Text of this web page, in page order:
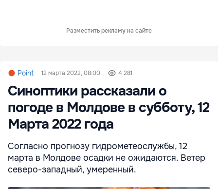
Разместить рекламу на сайте
Point 12 марта 2022, 08:00 4 281
Синоптики рассказали о
погоде в Молдове в субботу, 12
Марта 2022 года
Согласно прогнозу гидрометеослужбы, 12
марта в Молдове осадки не ожидаются. Ветер
северо-западный, умеренный.